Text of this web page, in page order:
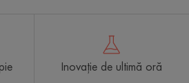
Inovație de ultimă oră